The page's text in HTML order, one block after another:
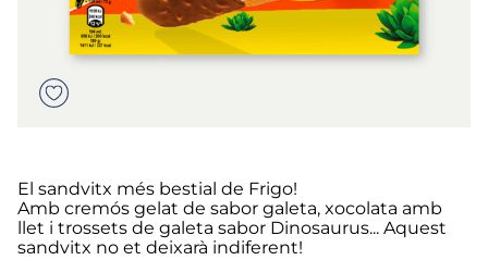
El sandvitx més bestial de Frigo!
Amb cremós gelat de sabor galeta, xocolata amb
llet i trossets de galeta sabor Dinosaurus... Aquest
sandvitx no et deixarà indiferent!
helados polos